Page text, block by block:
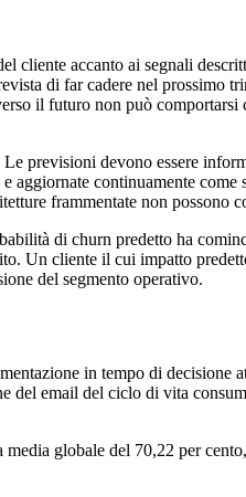
cliente accanto ai segnali
di far cadere nel prossimo
il futuro non può comportarsi
previsioni devono essere
aggiornate continuamente
frammentate non possono
di churn predetto ha
Un cliente il cui impatto
del segmento operativo.
in tempo di decisione
email del ciclo di vita
globale del 70,22 per